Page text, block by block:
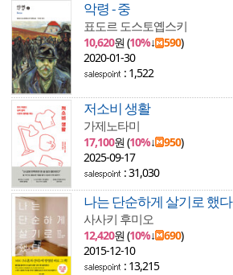
악령 - 중
표도르 도스토옙스키
10,620원 (10%↓ 590)
2020-01-30
: 1,522
저소비 생활
가제노타미
17,100원 (10%↓ 950)
2025-09-17
: 31,030
나는 단순하게 살기로 했다
사사키 후미오
12,420원 (10%↓ 690)
2015-12-10
: 13,215